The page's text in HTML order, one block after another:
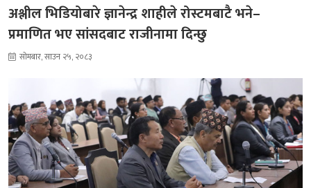
अश्लील भिडियोबारे ज्ञानेन्द्र शाहीले रोस्टमबाटै भने–
प्रमाणित भए सांसदबाट राजीनामा दिन्छु
सोमबार, साउन २५, २०८३